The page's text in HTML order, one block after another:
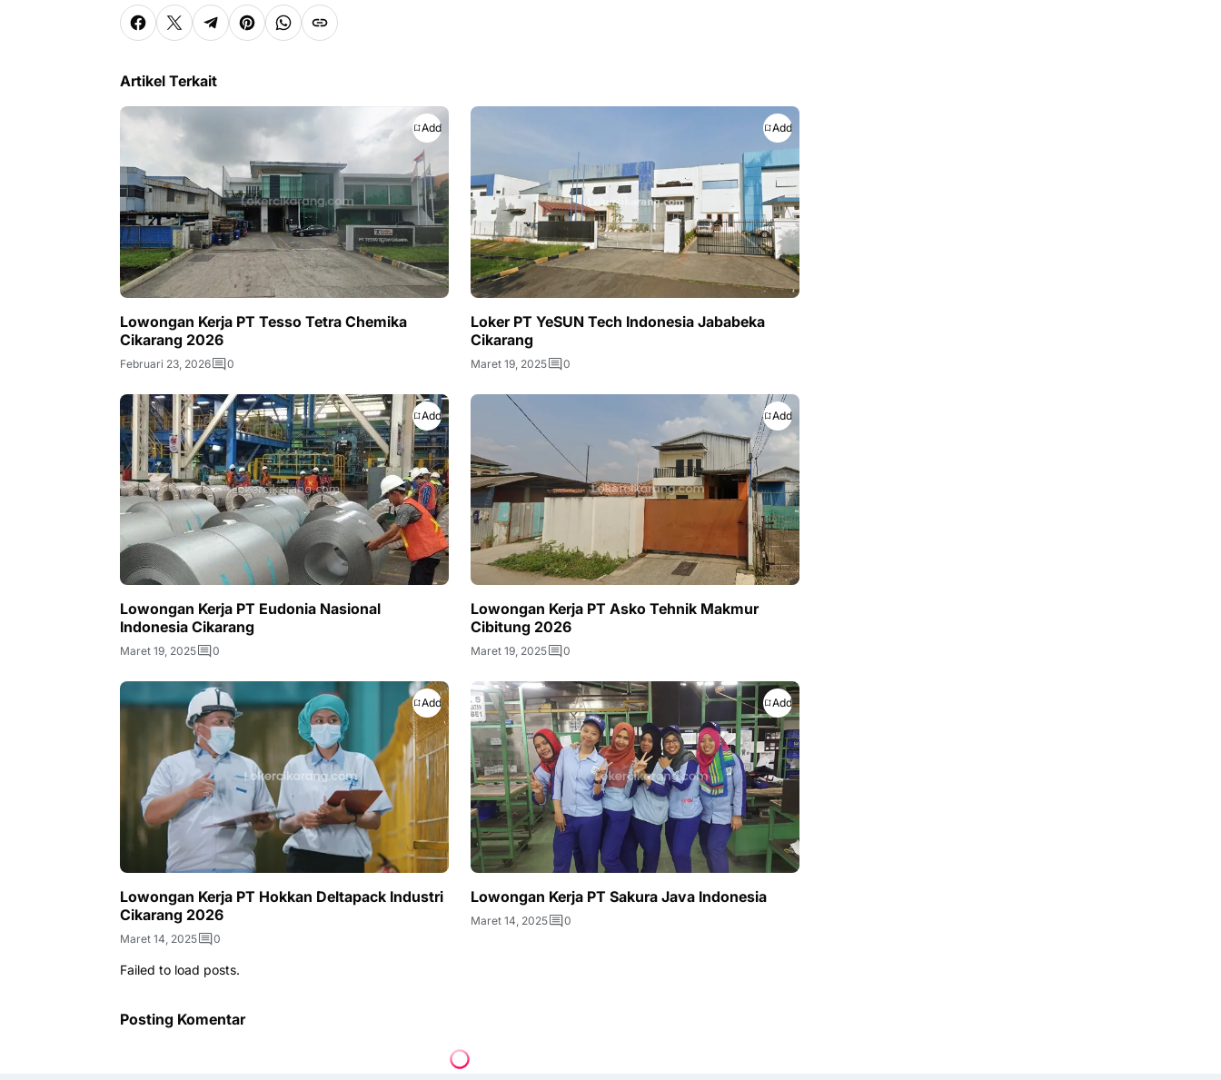
Artikel Terkait
Add
Lowongan Kerja PT Tesso Tetra Chemika
Cikarang 2026
Februari 23, 2026 0
Add
Loker PT YeSUN Tech Indonesia Jababeka
Cikarang
Maret 19, 2025 0
Add
Lowongan Kerja PT Eudonia Nasional
Indonesia Cikarang
Maret 19, 2025 0
Add
Lowongan Kerja PT Asko Tehnik Makmur
Cibitung 2026
Maret 19, 2025 0
Add
Lowongan Kerja PT Hokkan Deltapack Industri
Cikarang 2026
Maret 14, 2025 0
Add
Lowongan Kerja PT Sakura Java Indonesia
Maret 14, 2025 0
Failed to load posts.
Posting Komentar